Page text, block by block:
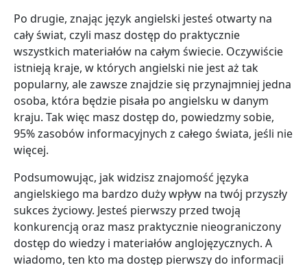
Po drugie, znając język angielski jesteś otwarty na
cały świat, czyli masz dostęp do praktycznie
wszystkich materiałów na całym świecie. Oczywiście
istnieją kraje, w których angielski nie jest aż tak
popularny, ale zawsze znajdzie się przynajmniej jedna
osoba, która będzie pisała po angielsku w danym
kraju. Tak więc masz dostęp do, powiedzmy sobie,
95% zasobów informacyjnych z całego świata, jeśli nie
więcej.
Podsumowując, jak widzisz znajomość języka
angielskiego ma bardzo duży wpływ na twój przyszły
sukces życiowy. Jesteś pierwszy przed twoją
konkurencją oraz masz praktycznie nieograniczony
dostęp do wiedzy i materiałów anglojęzycznych. A
wiadomo, ten kto ma dostęp pierwszy do informacji